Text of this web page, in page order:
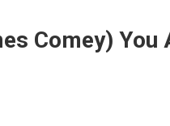
Comey) You